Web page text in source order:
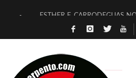
ESTHER F. CARRODEGUAS
[TERRA DE GUAPES] DE
TIMBRE 4, LA ESCUELA DEL